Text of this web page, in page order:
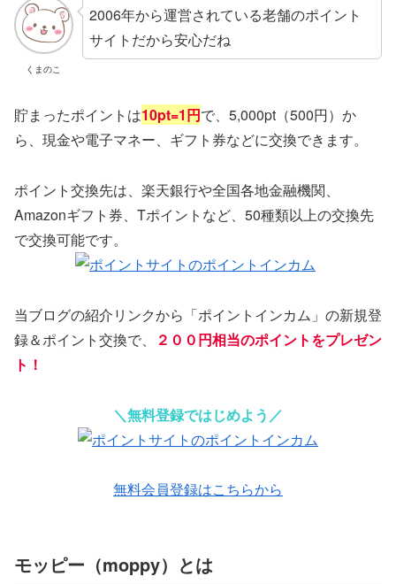
くまのこ
2006年から運営されている老舗のポイント
サイトだから安心だね
貯まったポイントは10pt=1円で、5,000pt（500円）か
ら、現金や電子マネー、ギフト券などに交換できます。
ポイント交換先は、楽天銀行や全国各地金融機関、
Amazonギフト券、Tポイントなど、50種類以上の交換先
で交換可能です。
当ブログの紹介リンクから「ポイントインカム」の新規登
録＆ポイント交換で、
２００円相当のポイントをプレゼン
ト！
＼無料登録ではじめよう／
無料会員登録はこちらから
モッピー（moppy）とは